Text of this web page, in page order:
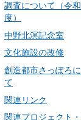
調査について（令
度）
中野北溟記念室
文化施設の改修
創造都市さっぽろ
て
関連リンク
関連プロジェクト